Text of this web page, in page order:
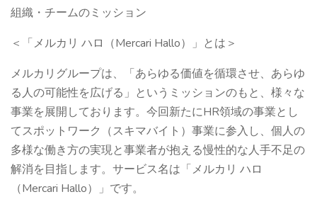
組織・チームのミッション
＜「メルカリ ハロ（Mercari Hallo）」とは＞
メルカリグループは、「あらゆる価値を循環させ、あらゆ
る人の可能性を広げる」というミッションのもと、様々な
事業を展開しております。今回新たにHR領域の事業とし
てスポットワーク（スキマバイト）事業に参入し、個人の
多様な働き方の実現と事業者が抱える慢性的な人手不足の
解消を目指します。サービス名は「メルカリ ハロ
（Mercari Hallo）」です。